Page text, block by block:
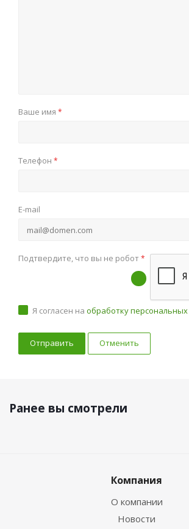
Ваше имя *
Телефон *
E-mail
Подтвердите, что вы не робот*
Я согласен на обработку
Отменить
Ранее вы смотрели
Компания
О компании
Новости